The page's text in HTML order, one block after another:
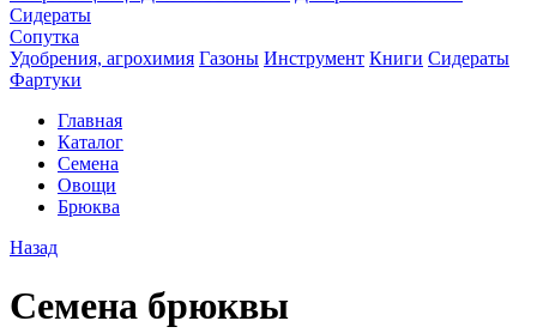
Сидераты
Сопутка
Удобрения, агрохимия Газоны Инструмент Книги Сидераты
Фартуки
Главная
Каталог
Семена
Овощи
Брюква
Назад
Семена брюквы